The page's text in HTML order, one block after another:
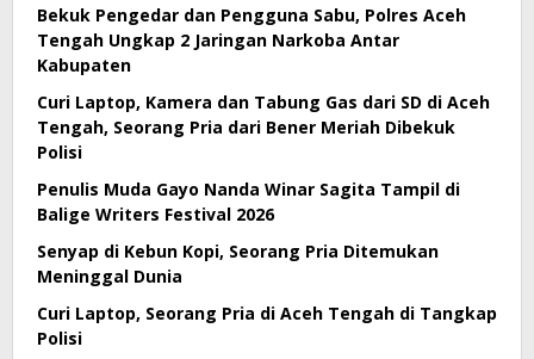
Bekuk Pengedar dan Pengguna Sabu, Polres Aceh
Tengah Ungkap 2 Jaringan Narkoba Antar
Kabupaten
Curi Laptop, Kamera dan Tabung Gas dari SD di Aceh
Tengah, Seorang Pria dari Bener Meriah Dibekuk
Polisi
Penulis Muda Gayo Nanda Winar Sagita Tampil di
Balige Writers Festival 2026
Senyap di Kebun Kopi, Seorang Pria Ditemukan
Meninggal Dunia
Curi Laptop, Seorang Pria di Aceh Tengah di Tangkap
Polisi